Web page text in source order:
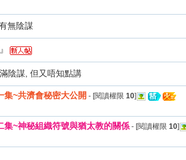
無陰謀
陰謀, 但又唔知點講
集~共濟會秘密大公開 - [閱讀權限 10]
集~神秘組織符號與猶太教的關係 - [閱讀權限 10]